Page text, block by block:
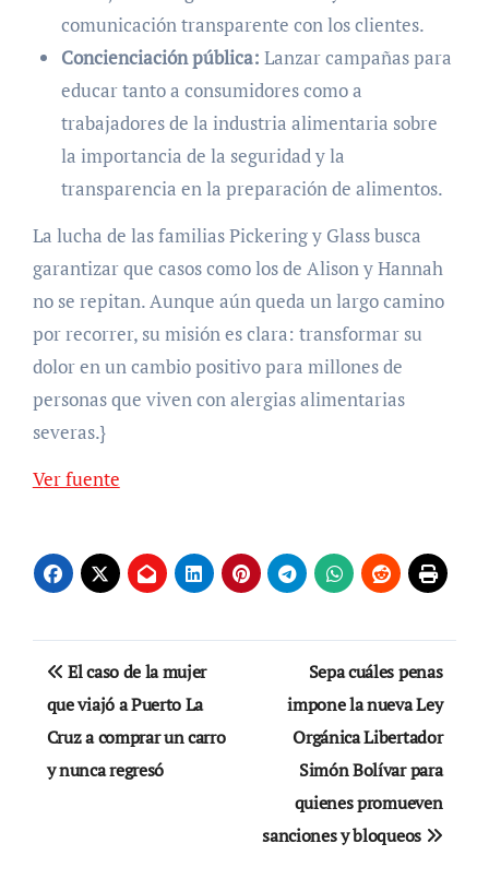
comunicación transparente con los clientes.
Concienciación pública: Lanzar campañas para
educar tanto a consumidores como a
trabajadores de la industria alimentaria sobre
la importancia de la seguridad y la
transparencia en la preparación de alimentos.
La lucha de las familias Pickering y Glass busca
garantizar que casos como los de Alison y Hannah
no se repitan. Aunque aún queda un largo camino
por recorrer, su misión es clara: transformar su
dolor en un cambio positivo para millones de
personas que viven con alergias alimentarias
severas.}
Ver fuente
Navegación
de
entradas
El caso de la mujer
que viajó a Puerto La
Cruz a comprar un carro
y nunca regresó
Sepa cuáles penas
impone la nueva Ley
Orgánica Libertador
Simón Bolívar para
quienes promueven
sanciones y bloqueos